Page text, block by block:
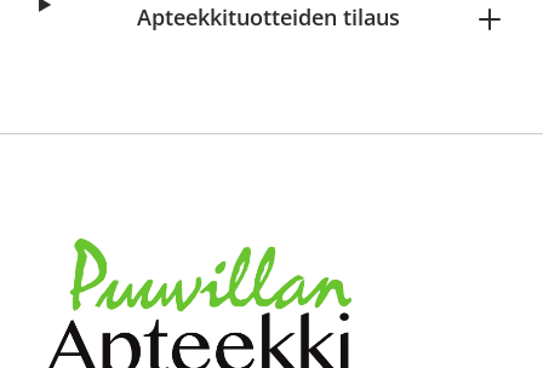
Apteekkituotteiden tilaus